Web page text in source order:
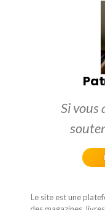
Si vous
Le site est une